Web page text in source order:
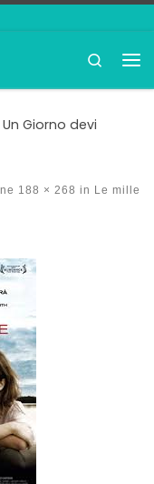
Search
Giorno devi
188 × 268 in Le mille